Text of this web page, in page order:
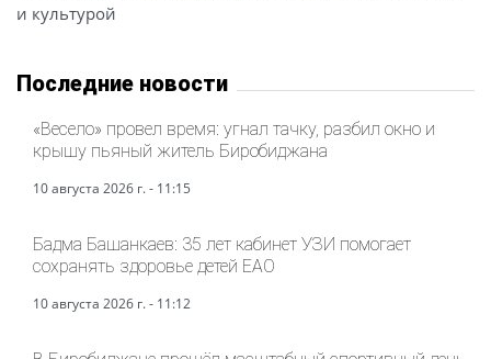
и культурой
Последние новости
«Весело» провел время: угнал тачку, разбил окно и
крышу пьяный житель Биробиджана
10 августа 2026 г. - 11:15
Бадма Башанкаев: 35 лет кабинет УЗИ помогает
сохранять здоровье детей ЕАО
10 августа 2026 г. - 11:12